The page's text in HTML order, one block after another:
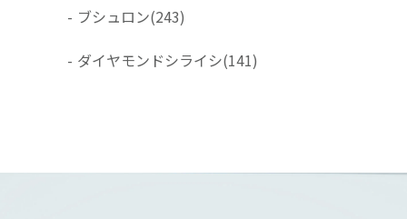
- ブシュロン(243)
- ダイヤモンドシライシ(141)